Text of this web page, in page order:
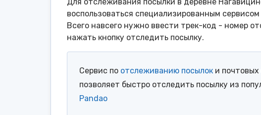
воспользоваться специализированным
Всего навсего нужно ввести трек-код - номер
нажать кнопку отследить посылку.
Сервис по отслеживанию посылок и
позволяет быстро отследить посылку из
Pandao